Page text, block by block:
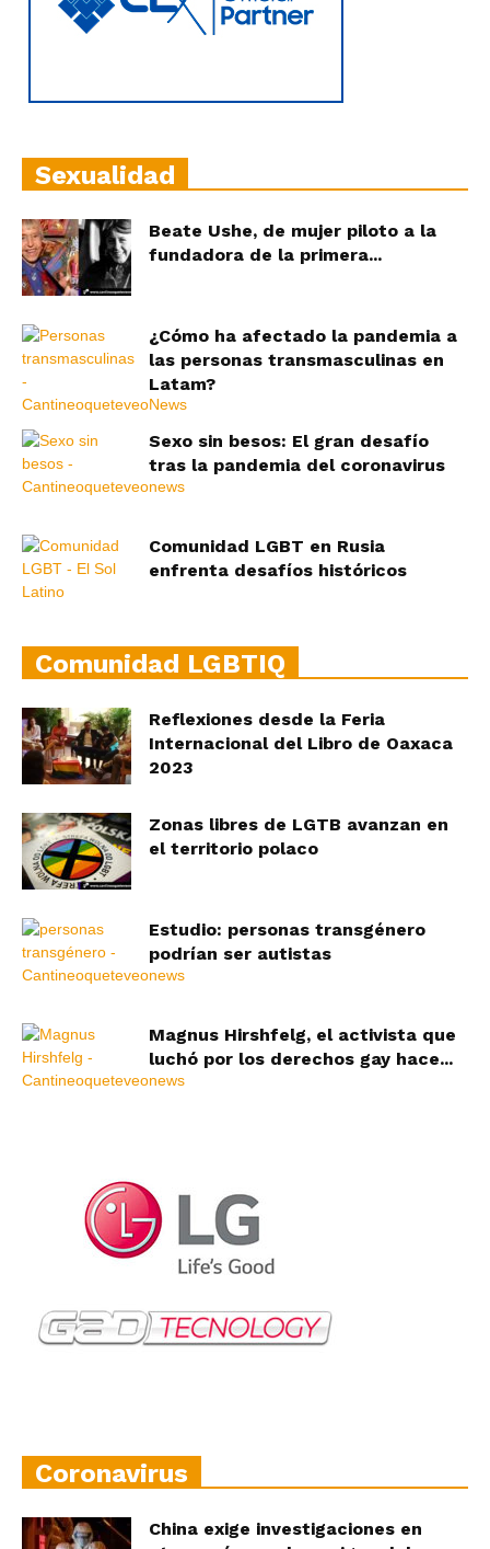
Sexualidad
Beate Ushe, de mujer piloto a la
fundadora de la primera...
¿Cómo ha afectado la pandemia a
las personas transmasculinas en
Latam?
Sexo sin besos: El gran desafío
tras la pandemia del coronavirus
Comunidad LGBT en Rusia
enfrenta desafíos históricos
Comunidad LGBTIQ
Reflexiones desde la Feria
Internacional del Libro de Oaxaca
2023
Zonas libres de LGTB avanzan en
el territorio polaco
Estudio: personas transgénero
podrían ser autistas
Magnus Hirshfelg, el activista que
luchó por los derechos gay hace...
Coronavirus
China exige investigaciones en